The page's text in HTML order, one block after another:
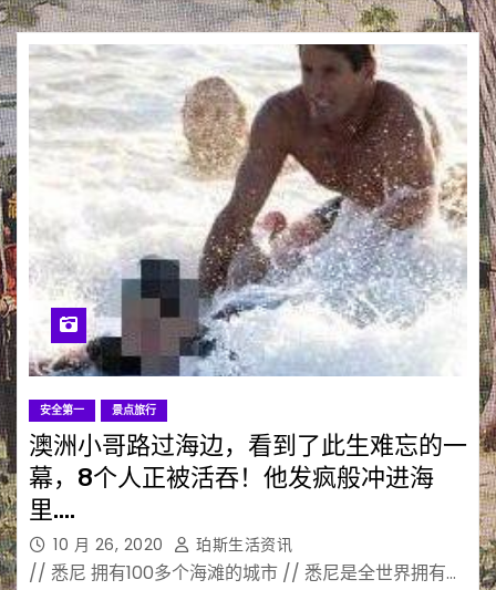
安全第一 景点旅行
澳洲小哥路过海边，看到了此生难忘的一
幕，8个人正被活吞！他发疯般冲进海
里….
10 月 26, 2020 珀斯生活资讯
// 悉尼 拥有100多个海滩的城市 // 悉尼是全世界拥有…